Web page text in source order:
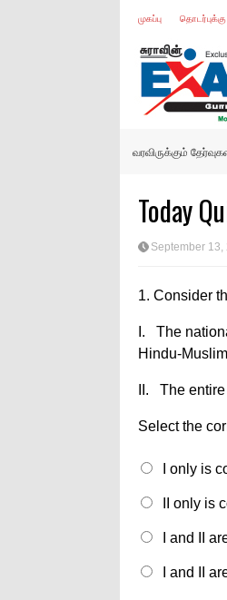
முகப்பு தொடர்புக்கு
வரவிருக்கும்
Today
September 13,
1. Consider
I. The
Hindu-
II. The
Select the
I only is
II only is
I and II
I and II